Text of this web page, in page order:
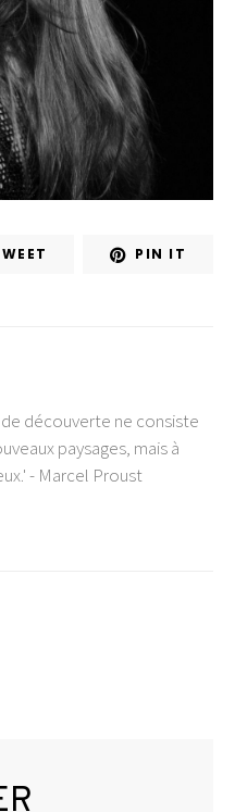
PIN IT
découverte ne consiste
paysages, mais à
- Marcel Proust